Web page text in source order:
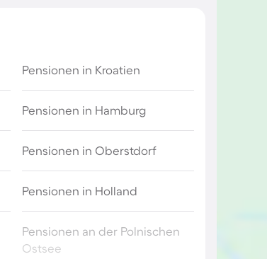
Pensionen in Kroatien
Pensionen in Hamburg
Pensionen in Oberstdorf
Pensionen in Holland
Pensionen an der Polnischen
Ostsee